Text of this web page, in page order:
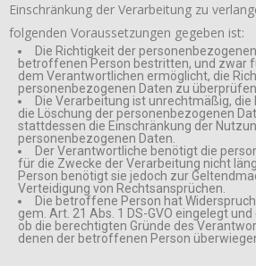
Einschränkung der Verarbeitung zu
folgenden Voraussetzungen gegeben ist:
Die Richtigkeit der
betroffenen Person bestritten, und zwar
dem Verantwortlichen ermöglicht, die
personenbezogenen Daten zu überprüfen.
Die Verarbeitung ist unrechtmäßig,
die Löschung der personenbezogenen
stattdessen die Einschränkung der
personenbezogenen Daten.
Der Verantwortliche benötigt die
für die Zwecke der Verarbeitung nicht
Person benötigt sie jedoch zur
Verteidigung von Rechtsansprüchen.
Die betroffene Person hat
gem. Art. 21 Abs. 1 DS-GVO eingelegt
ob die berechtigten Gründe des
denen der betroffenen Person